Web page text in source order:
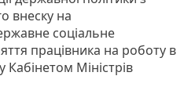
внеску на
соціальне
працівника на роботу в
Міністрів